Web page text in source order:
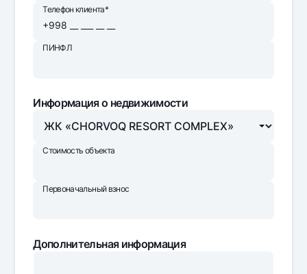
Телефон клиента*
ПИНФЛ
Информация о недвижимости
Стоимость объекта
Первоначальный взнос
Дополнительная информация